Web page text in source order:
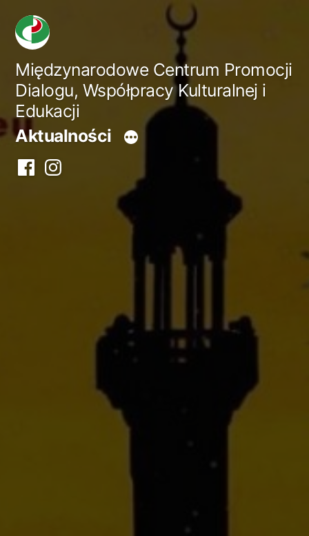
Przejdź
treściMiędzynarodowe Centrum Promocji
Dialogu, Współpracy Kulturalnej i
Edukacji
Aktualności
FacebookInstagram